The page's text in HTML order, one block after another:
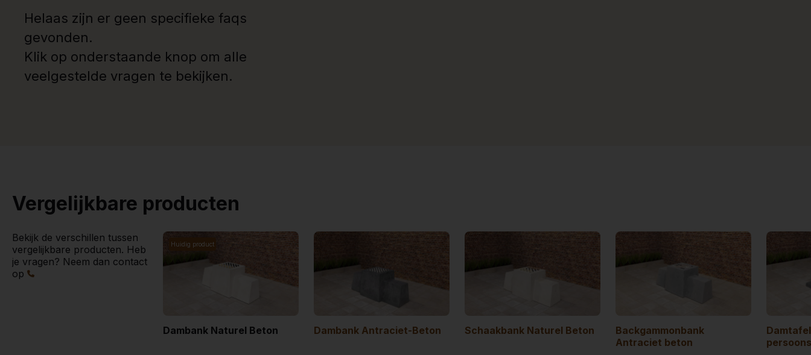
Helaas zijn er geen specifieke faqs
gevonden.
Klik op onderstaande knop om alle
veelgestelde vragen te bekijken.
Vergelijkbare producten
Bekijk de verschillen tussen
vergelijkbare producten. Heb
je vragen? Neem dan contact
op
Huidig product
Dambank Naturel Beton Dambank Antraciet-Beton Schaakbank Naturel Beton
Backgammonbank
Antraciet beton
persoons